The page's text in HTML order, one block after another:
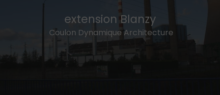
extension Blanzy
Coulon Dynamique Architecture